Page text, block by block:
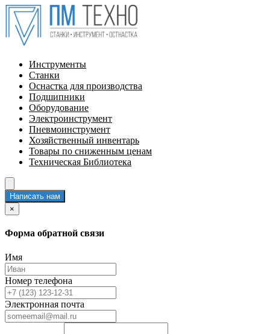
Инструменты
Станки
Оснастка для производства
Подшипники
Оборудование
Электроинструмент
Пневмоинструмент
Хозяйственный инвентарь
Товары по сниженным ценам
Техническая Библиотека
Написать нам
×
Форма обратной связи
Имя
Номер телефона
Электронная почта